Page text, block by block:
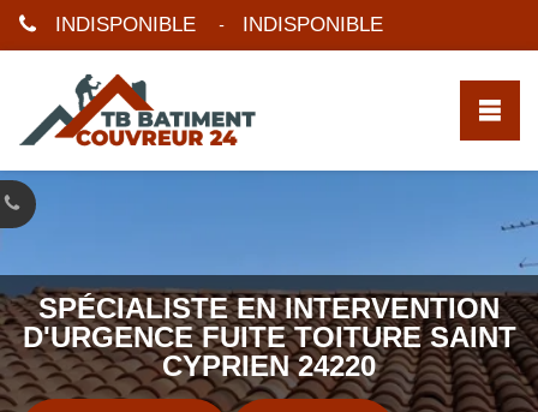
INDISPONIBLE - INDISPONIBLE
SPÉCIALISTE EN INTERVENTION
D'URGENCE FUITE TOITURE SAINT
CYPRIEN 24220